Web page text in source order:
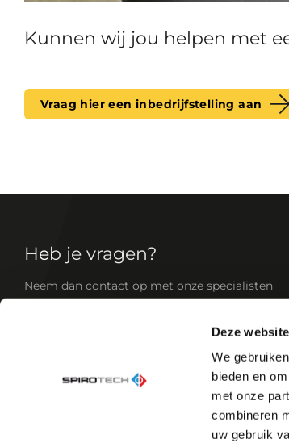
Deze
We
bieden en
met onze
combineren
uw gebruik
Kunnen wij jou helpen met
Vraag hier een inbedrijfstelling aan
Heb je vragen?
Neem dan contact op met onze specialisten
Als de toonaangevende expert op
ontwikkelen wij betrouwbare,
voor jouw verwarmings- en
producten verbeteren de
verhogen het comfort en
van storingen tot een minimum